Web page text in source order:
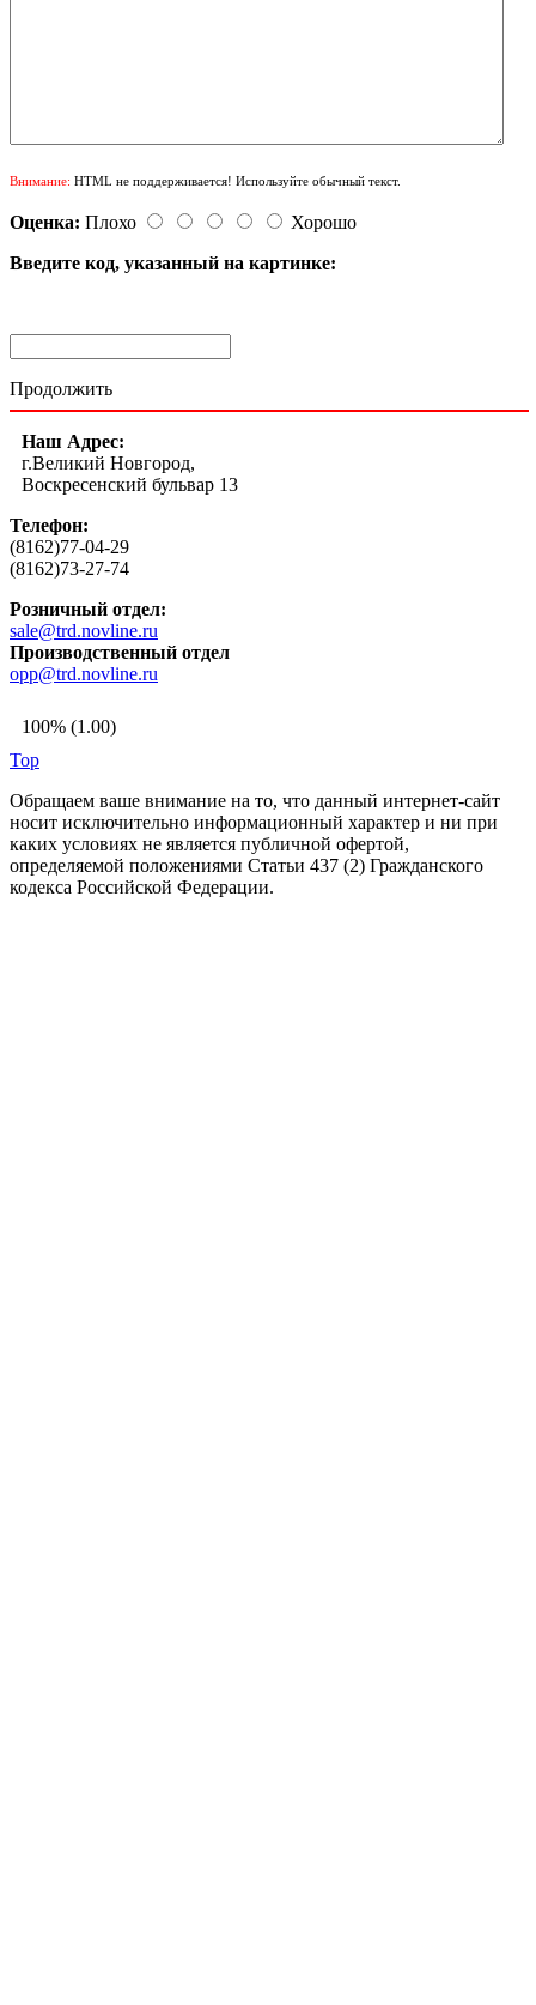
Внимание: HTML не поддерживается! Используйте обычный текст.
Оценка: Плохо
Хорошо
Введите код, указанный на картинке:
Продолжить
Наш Адрес:
г.Великий Новгород,
Воскресенский бульвар 13
Телефон:
(8162)77-04-29
(8162)73-27-74
Розничный отдел:
sale@trd.novline.ru
Производственный отдел
opp@trd.novline.ru
100% (1.00)
Top
Обращаем ваше внимание на то, что данный интернет-сайт
носит исключительно информационный характер и ни при
каких условиях не является публичной офертой,
определяемой положениями Статьи 437 (2) Гражданского
кодекса Российской Федерации.